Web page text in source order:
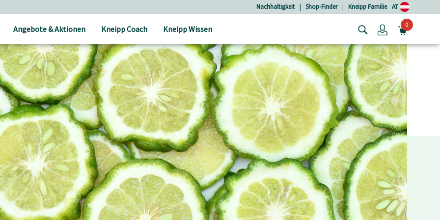
Nachhaltigkeit | Shop-Finder | Kneipp Familie AT
Angebote & Aktionen Kneipp Coach Kneipp Wissen Login0